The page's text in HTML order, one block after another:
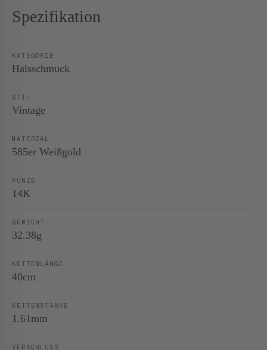
Spezifikation
KATEGORIE
Halsschmuck
STIL
Vintage
MATERIAL
585er Weißgold
PUNZE
14K
GEWICHT
32.38g
KETTENLÄNGE
40cm
KETTENSTÄRKE
1.61mm
VERSCHLUSS